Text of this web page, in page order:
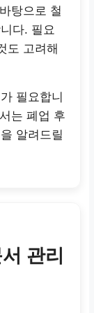
탕으로 철
다. 필요
도 고려해
필요합니
는 폐업 후
알려드릴
관리